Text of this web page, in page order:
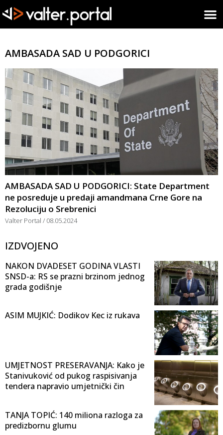
AMBASADA SAD U PODGORICI
AMBASADA SAD U PODGORICI: State Department
ne posreduje u predaji amandmana Crne Gore na
Rezoluciju o Srebrenici
Valter Portal 08.05.2024
IZDVOJENO
NAKON DVADESET GODINA VLASTI
SNSD-a: RS se prazni brzinom jednog
grada godišnje
ASIM MUJKIĆ: Dodikov Kec iz rukava
UMJETNOST PRESERAVANJA: Kako je
Stanivuković od pukog raspisivanja
tendera napravio umjetnički čin
TANJA TOPIĆ: 140 miliona razloga za
predizbornu glumu